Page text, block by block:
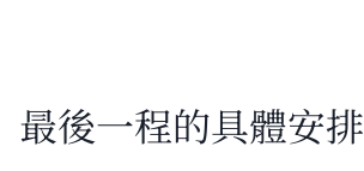
最後一程的具體安排